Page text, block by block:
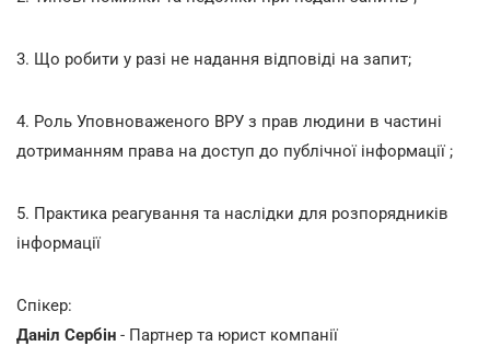
3. Що робити у разі не надання відповіді на запит;
4. Роль Уповноваженого ВРУ з прав людини в частині
дотриманням права на доступ до публічної інформації ;
5. Практика реагування та наслідки для розпорядників
інформації
Спікер:
Даніл Сербін - Партнер та юрист компанії